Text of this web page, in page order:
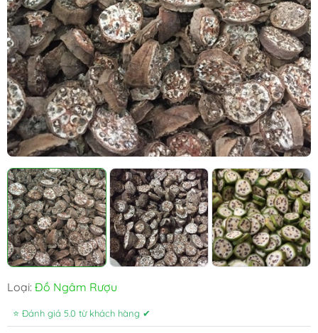
Loại: Đồ Ngâm Rượu
⭐ Đánh giá 5.0 từ khách hàng ✔